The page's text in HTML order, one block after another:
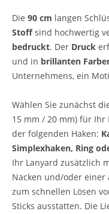
Die 90 cm langen
Stoffsind hochwertig
bedruckt. Der Druck
und in brillanten
Unternehmens, ein
Wählen Sie zunächst
15 mm / 20 mm) für
der folgenden Haken:
Simplexhaken, Ring
Ihr Lanyard zusätzlich
Nacken und/oder einer
zum schnellen Lösen
Sticks ausstatten. Die